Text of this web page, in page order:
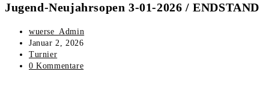
Jugend-Neujahrsopen 3-01-2026 / ENDSTAND
wuerse_Admin
Januar 2, 2026
Turnier
0 Kommentare